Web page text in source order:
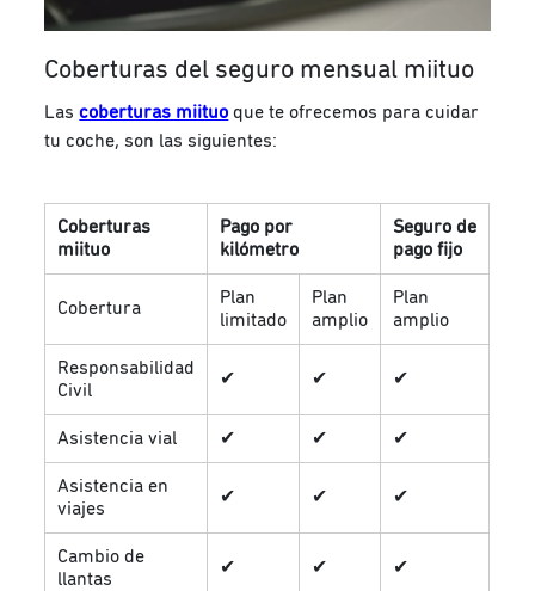
Coberturas del seguro mensual miituo
Lascoberturas miituo que te ofrecemos para cuidar
tu coche, son las siguientes:
Coberturas
miituo
Pago por
kilómetro
Seguro de
pago fijo
Cobertura
Plan
limitado
Plan
amplio
Plan
amplio
Responsabilidad
Civil
✔ ✔ ✔
Asistencia vial ✔ ✔ ✔
Asistencia en
viajes
✔ ✔ ✔
Cambio de
llantas
✔ ✔ ✔